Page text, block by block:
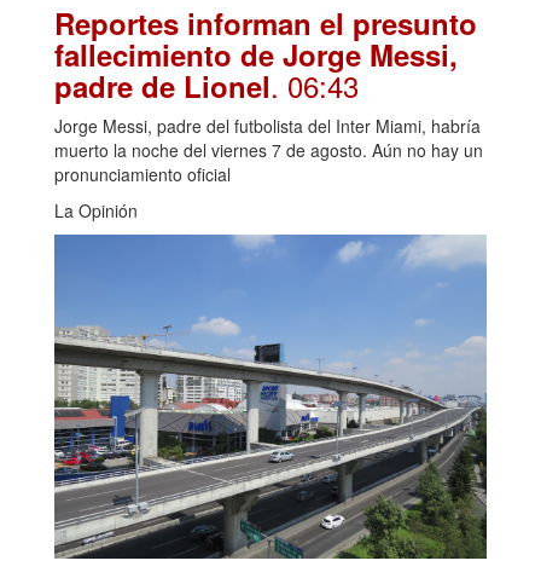
Reportes informan el presunto
fallecimiento de Jorge Messi,
padre de Lionel. 06:43
Jorge Messi, padre del futbolista del Inter Miami, habría
muerto la noche del viernes 7 de agosto. Aún no hay un
pronunciamiento oficial
La Opinión